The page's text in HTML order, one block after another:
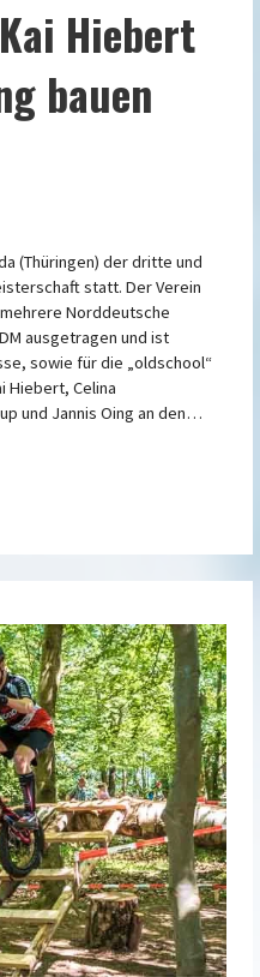
Hiebert
bauen
(Thüringen) der dritte und
statt. Der Verein
Norddeutsche
ausgetragen und ist
sowie für die „oldschool“
Hiebert, Celina
und Jannis Oing an den…